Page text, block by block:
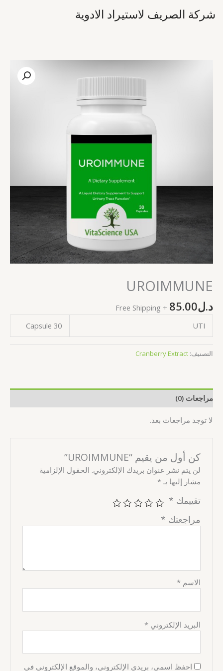
إلىشركة الصريف لاستيراد الادوية
UROIMMUNE
د.ل85.00
+ Free Shipping
UTI
30 Capsule
التصنيف: Cranberry Extract
مراجعات (0)
لا توجد مراجعات بعد.
كن أول من يقيم “UROIMMUNE”
لن يتم نشر عنوان بريدك الإلكتروني. الحقول الإلزامية
مشار إليها بـ*
تقييمك *
مراجعتك *
الاسم*
البريد الإلكتروني*
احفظ اسمي، بريدي الإلكتروني، والموقع الإلكتروني في